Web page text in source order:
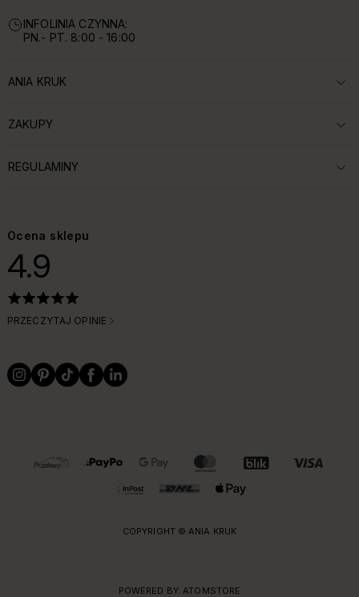
INFOLINIA CZYNNA:
PN.- PT. 8:00 - 16:00
ROZWIŃ SEKCJĘ:
ANIA KRUK
ROZWIŃ SEKCJĘ:
ZAKUPY
ROZWIŃ SEKCJĘ:
REGULAMINY
Ocena sklepu
4.9
PRZECZYTAJ OPINIE
OBSŁUGIWANE FORMY PŁATNOŚCI I DOSTAWY
COPYRIGHT © ANIA KRUK
POWERED BY: ATOMSTORE